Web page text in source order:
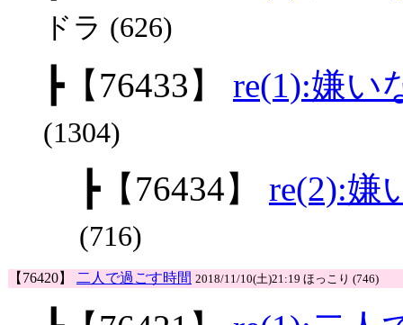
ドラ (626)
┣【76433】 re(1):嫌い
(1304)
┣【76434】 re(2):嫌
(716)
【76420】 二人で過ごす時間 2018/11/10(土)21:19 ほっこり (746)